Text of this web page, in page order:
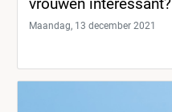
Maandag, 13 december 2021